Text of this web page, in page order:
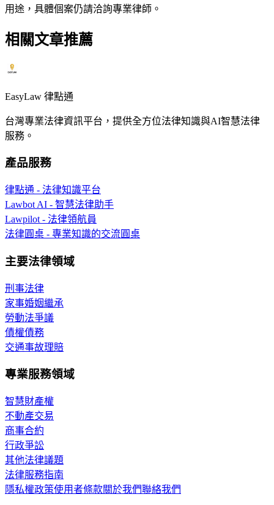
用途，具體個案仍請洽詢專業律師。
相關文章推薦
EasyLaw 律點通
台灣專業法律資訊平台，提供全方位法律知識與AI智慧法律
服務。
產品服務
律點通 - 法律知識平台
Lawbot AI - 智慧法律助手
Lawpilot - 法律領航員
法律圓桌 - 專業知識的交流圓桌
主要法律領域
刑事法律
家事婚姻繼承
勞動法爭議
債權債務
交通事故理賠
專業服務領域
智慧財產權
不動產交易
商事合約
行政爭訟
其他法律議題
法律服務指南
隱私權政策使用者條款關於我們聯絡我們